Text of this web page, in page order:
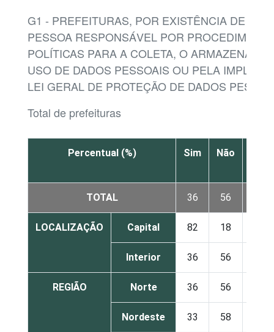
G1 - PREFEITURAS, POR EXISTÊNCIA DE
PESSOA RESPONSÁVEL POR
POLÍTICAS PARA A COLETA, O
USO DE DADOS PESSOAIS OU PELA
LEI GERAL DE PROTEÇÃO DE DADOS
Total de prefeituras
Percentual (%) Sim Não
TOTAL 36 56
LOCALIZAÇÃO Capital 82 18
Interior 36 56
REGIÃO Norte 36 56
Nordeste 33 58